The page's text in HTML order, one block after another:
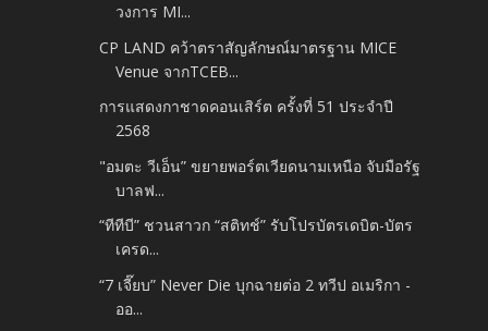
วงการ MI...
CP LAND คว้าตราสัญลักษณ์มาตรฐาน MICE
Venue จากTCEB...
การแสดงกาชาดคอนเสิร์ต ครั้งที่ 51 ประจำปี
2568
"อมตะ วีเอ็น” ขยายพอร์ตเวียดนามเหนือ จับมือรัฐ
บาลฟ...
“ทีทีบี” ชวนสาวก “สติทช์” รับโปรบัตรเดบิต-บัตร
เครด...
“7 เจี๊ยบ” Never Die บุกฉายต่อ 2 ทวีป อเมริกา -
ออ...